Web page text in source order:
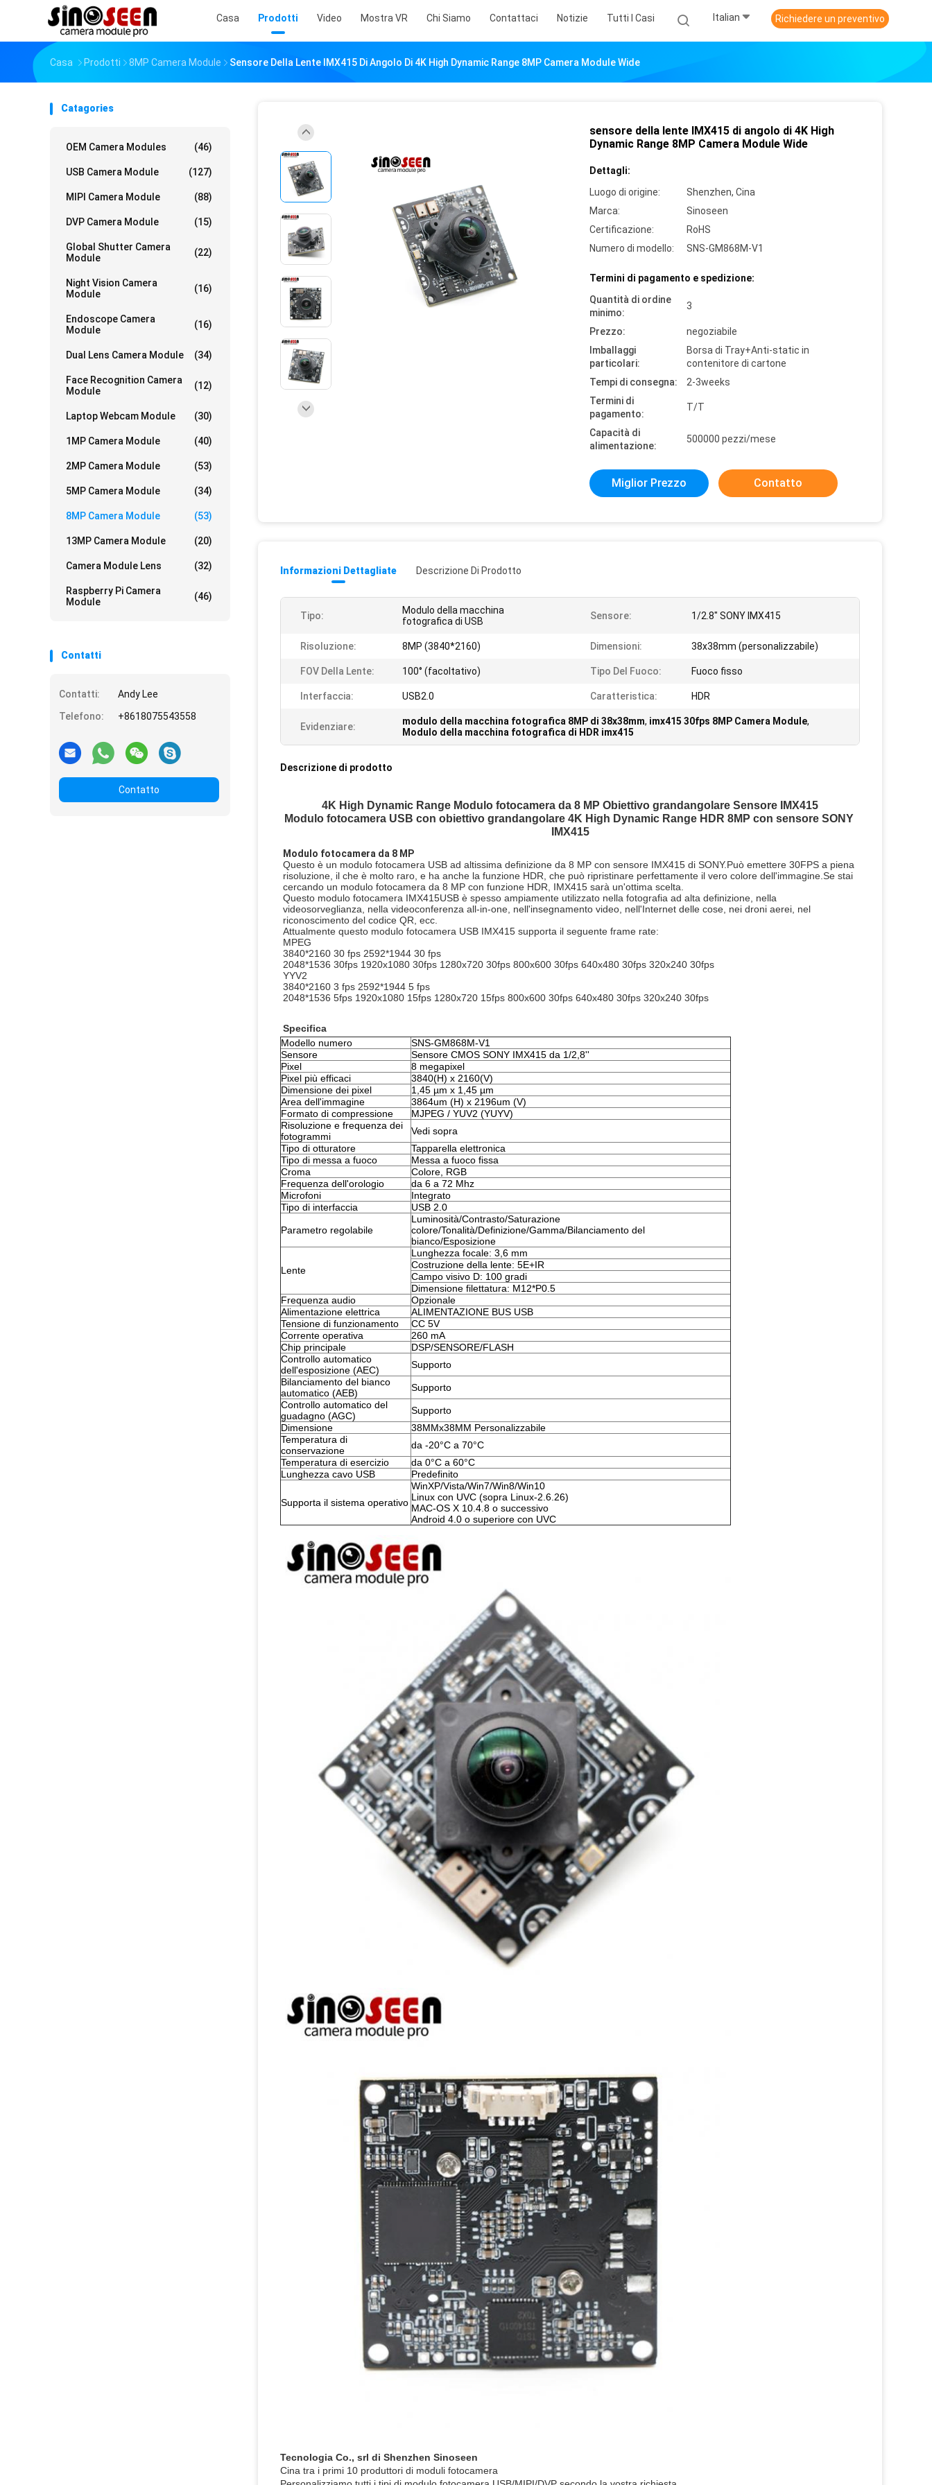
Casa Prodotti Video Mostra VR Chi Siamo Contattaci Notizie Tutti I Casi Italian Richiedere un preventivo
Casa Prodotti 8MP Camera Module Sensore Della Lente IMX415 Di Angolo Di 4K High Dynamic Range 8MP Camera Module Wide
Catagories
OEM Camera Modules (46)
USB Camera Module (127)
MIPI Camera Module (88)
DVP Camera Module (15)
Global Shutter Camera
Module
(22)
Night Vision Camera
Module
(16)
Endoscope Camera
Module
(16)
Dual Lens Camera Module (34)
Face Recognition Camera
Module
(12)
Laptop Webcam Module (30)
1MP Camera Module (40)
2MP Camera Module (53)
5MP Camera Module (34)
8MP Camera Module (53)
13MP Camera Module (20)
Camera Module Lens (32)
Raspberry Pi Camera
Module
(46)
Contatti
Contatti:
Andy Lee
Telefono:
+8618075543558
Contatto
sensore della lente IMX415 di angolo di 4K High
Dynamic Range 8MP Camera Module Wide
Dettagli:
Luogo di origine:
Shenzhen, Cina
Marca:
Sinoseen
Certificazione:
RoHS
Numero di modello:
SNS-GM868M-V1
Termini di pagamento e spedizione:
Quantità di ordine
minimo:
3
Prezzo:
negoziabile
Imballaggi
particolari:
Borsa di Tray+Anti-static in
contenitore di cartone
Tempi di consegna:
2-3weeks
Termini di
pagamento:
T/T
Capacità di
alimentazione:
500000 pezzi/mese
Miglior Prezzo Contatto
Informazioni Dettagliate Descrizione Di Prodotto
Tipo:
Modulo della macchina
fotografica di USB
Sensore: 1/2.8" SONY IMX415
Risoluzione: 8MP (3840*2160) Dimensioni: 38x38mm (personalizzabile)
FOV Della Lente: 100° (facoltativo) Tipo Del Fuoco: Fuoco fisso
Interfaccia: USB2.0 Caratteristica: HDR
Evidenziare: modulo della macchina fotografica 8MP di 38x38mm, imx415 30fps 8MP Camera Module,
Modulo della macchina fotografica di HDR imx415
Descrizione di prodotto
4K High Dynamic Range Modulo fotocamera da 8 MP Obiettivo grandangolare Sensore IMX415
Modulo fotocamera USB con obiettivo grandangolare 4K High Dynamic Range HDR 8MP con sensore SONY
IMX415
Modulo fotocamera da 8 MP
Questo è un modulo fotocamera USB ad altissima definizione da 8 MP con sensore IMX415 di SONY.Può emettere 30FPS a piena
risoluzione, il che è molto raro, e ha anche la funzione HDR, che può ripristinare perfettamente il vero colore dell'immagine.Se stai
cercando un modulo fotocamera da 8 MP con funzione HDR, IMX415 sarà un'ottima scelta.
Questo modulo fotocamera IMX415USB è spesso ampiamente utilizzato nella fotografia ad alta definizione, nella
videosorveglianza, nella videoconferenza all-in-one, nell'insegnamento video, nell'Internet delle cose, nei droni aerei, nel
riconoscimento del codice QR, ecc.
Attualmente questo modulo fotocamera USB IMX415 supporta il seguente frame rate:
MPEG
3840*2160 30 fps 2592*1944 30 fps
2048*1536 30fps 1920x1080 30fps 1280x720 30fps 800x600 30fps 640x480 30fps 320x240 30fps
YYV2
3840*2160 3 fps 2592*1944 5 fps
2048*1536 5fps 1920x1080 15fps 1280x720 15fps 800x600 30fps 640x480 30fps 320x240 30fps
Specifica
Modello numero
SNS-GM868M-V1
Sensore
Sensore CMOS SONY IMX415 da 1/2,8''
Pixel
8 megapixel
Pixel più efficaci
3840(H) x 2160(V)
Dimensione dei pixel
1,45 µm x 1,45 µm
Area dell'immagine
3864um (H) x 2196um (V)
Formato di compressione
MJPEG / YUV2 (YUYV)
Risoluzione e frequenza dei
fotogrammi
Vedi sopra
Tipo di otturatore
Tapparella elettronica
Tipo di messa a fuoco
Messa a fuoco fissa
Croma
Colore, RGB
Frequenza dell'orologio
da 6 a 72 Mhz
Microfoni
Integrato
Tipo di interfaccia
USB 2.0
Parametro regolabile
Luminosità/Contrasto/Saturazione
colore/Tonalità/Definizione/Gamma/Bilanciamento del
bianco/Esposizione
Lente
Lunghezza focale: 3,6 mm
Costruzione della lente: 5E+IR
Campo visivo D: 100 gradi
Dimensione filettatura: M12*P0.5
Frequenza audio
Opzionale
Alimentazione elettrica
ALIMENTAZIONE BUS USB
Tensione di funzionamento
CC 5V
Corrente operativa
260 mA
Chip principale
DSP/SENSORE/FLASH
Controllo automatico
dell'esposizione (AEC)
Supporto
Bilanciamento del bianco
automatico (AEB)
Supporto
Controllo automatico del
guadagno (AGC)
Supporto
Dimensione
38MMx38MM Personalizzabile
Temperatura di
conservazione
da -20°C a 70°C
Temperatura di esercizio
da 0°C a 60°C
Lunghezza cavo USB
Predefinito
Supporta il sistema operativo
WinXP/Vista/Win7/Win8/Win10
Linux con UVC (sopra Linux-2.6.26)
MAC-OS X 10.4.8 o successivo
Android 4.0 o superiore con UVC
Tecnologia Co., srl di Shenzhen Sinoseen
Cina tra i primi 10 produttori di moduli fotocamera